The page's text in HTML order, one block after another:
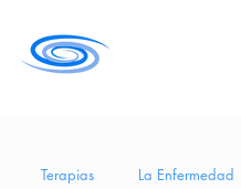
Terapias La Enfermedad